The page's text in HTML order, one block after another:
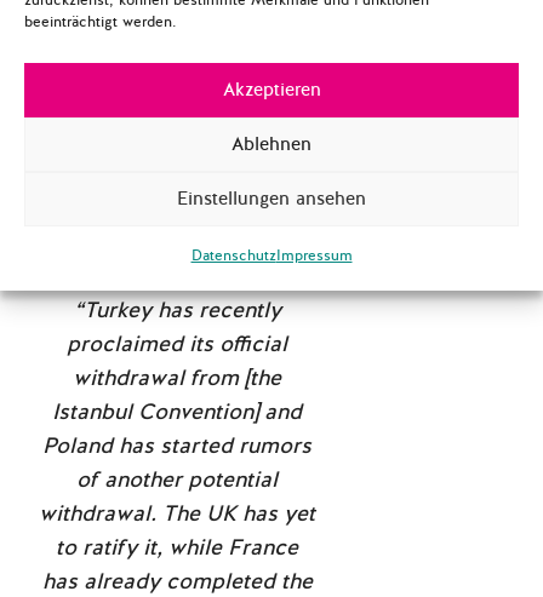
beeinträchtigt werden.
Akzeptieren
Ablehnen
Einstellungen ansehen
DatenschutzImpressum
Frankreichanalysiert und
zusammengefasst. Die
ausgewählten Länder
zeigen ein interessantes
Spektrum der
Implementierung, das
Ländern noch vorherrscht:
“Turkey has recently
proclaimed its official
withdrawal from [the
Istanbul Convention] and
Poland has started rumors
of another potential
withdrawal. The UK has yet
to ratify it, while France
has already completed the